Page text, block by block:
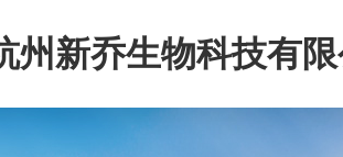
州新乔生物科技有